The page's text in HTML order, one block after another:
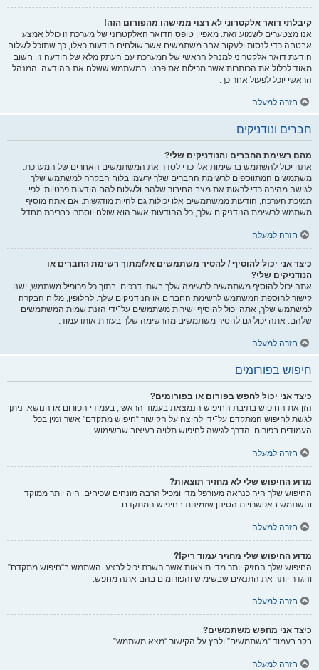
קיבלתי דואר אלקטרוני לא רצוי ממישהו מהפורום הזה!
אנו מצטערים לשמוע זאת. מאפיין טופס הדואר האלקטרוני של מערכת זו כולל אמצעי
אבטחה כדי לנסות ולעקוב אחר משתמשים אשר שולחים הודעות כאלו, כך שתוכל לשלוח
הודעת דואר אלקטרוני למנהל הראשי של המערכת עם העתק מלא של הודעה זו. חשוב
מאוד לכלול את הכותרות אשר מכילות את פרטי המשתמש ששלח את ההודעה. המנהל
הראשי יוכל לפעול אחר כך.
חזרה למעלה
חברים ונודניקים
מהם רשימת החברים והנודניקים שלי?
אתה יכול להשתמש ברשימות אלו כדי לסדר את המשתמשים האחרים של המערכת.
משתמשים המתווספים לרשימת החברים שלך ירשמו בלוח הבקרה למשתמש שלך
לגישה מהירה כדי לראות את מצב החיבור שלהם ולשלוח להם הודעות פרטיות. לפי
תמיכת הערכה, הודעות ממשתמשים אלו יכולות גם להיות מודגשות. אם אתה מוסיף
משתמש לרשימת הנודניקים שלך, כל ההודעות אשר הוא שולח יוסתרו כברירת מחדל.
חזרה למעלה
כיצד אני יכול להוסיף / להסיר משתמשים אל/מתוך רשימת החברים או
הנודניקים שלי?
אתה יכול להוסיף משתמשים לרשימה שלך בשתי דרכים. בתוך כל פרופיל משתמש, ישנו
קישור להוספת המשתמש לרשימת החברים או הנודניקים שלך. לחלופין, מלוח הבקרה
למשתמש שלך, אתה יכול להוסיף ישירות משתמשים על־ידי הזנת שמות המשתמשים
שלהם. אתה יכול גם להסיר משתמשים מהרשימה שלך בעזרת אותו עמוד.
חזרה למעלה
חיפוש בפורומים
כיצד אני יכול לחפש בפורום או בפורומים?
הזן את החיפוש בתיבת החיפוש הנמצאת בעמוד הראשי, בעמודי הפורום או הנושא. ניתן
לגשת לחיפוש המתקדם על־ידי לחיצה על הקישור “חיפוש מתקדם” אשר זמין בכל
העמודים בפורום. הדרך לגישה לחיפוש תלויה בעיצוב שבשימוש.
חזרה למעלה
מדוע החיפוש שלי לא מחזיר תוצאות?
החיפוש שלך היה כנראה מעורפל מדי ומכיל הרבה מונחים שכיחים. היה יותר ממוקד
והשתמש באפשרויות הסינון שזמינות בחיפוש המתקדם.
חזרה למעלה
מדוע החיפוש שלי מחזיר עמוד ריק!?
החיפוש שלך החזיק יותר מדי תוצאות אשר השרת יכול לבצע. השתמש ב“חיפוש מתקדם”
והגדר יותר את התנאים שבשימוש והפורומים בהם אתה מחפש.
חזרה למעלה
כיצד אני מחפש משתמשים?
בקר בעמוד “משתמשים” ולחץ על הקישור “מצא משתמש”
חזרה למעלה